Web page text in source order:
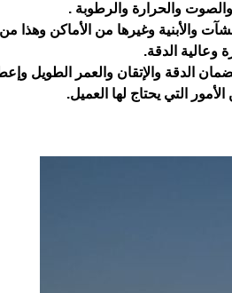
والصوت والحرارة والرطوبة .
والأبنية وغيرها من الأماكن وهذا
وعالية الدقة.
الدقة والإتقان والعمر الطويل
التي يحتاج لها العميل.